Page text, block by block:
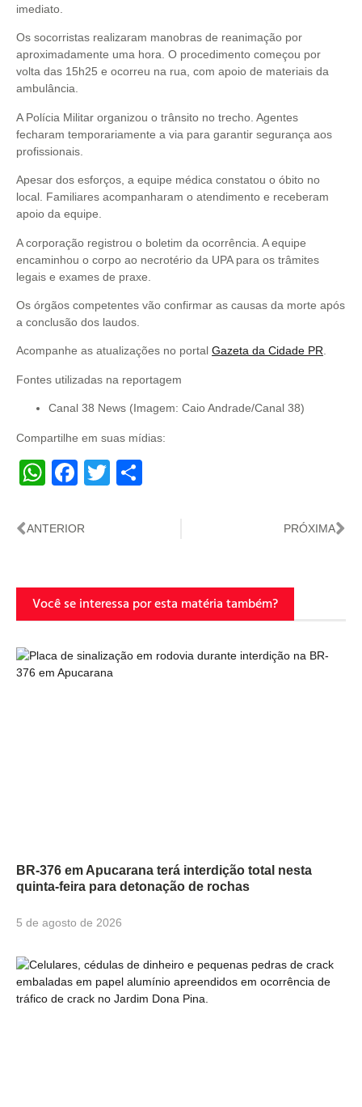
imediato.
Os socorristas realizaram manobras de reanimação por
aproximadamente uma hora. O procedimento começou por
volta das 15h25 e ocorreu na rua, com apoio de materiais da
ambulância.
A Polícia Militar organizou o trânsito no trecho. Agentes
fecharam temporariamente a via para garantir segurança aos
profissionais.
Apesar dos esforços, a equipe médica constatou o óbito no
local. Familiares acompanharam o atendimento e receberam
apoio da equipe.
A corporação registrou o boletim da ocorrência. A equipe
encaminhou o corpo ao necrotério da UPA para os trâmites
legais e exames de praxe.
Os órgãos competentes vão confirmar as causas da morte após
a conclusão dos laudos.
Acompanhe as atualizações no portal Gazeta da Cidade PR.
Fontes utilizadas na reportagem
Canal 38 News (Imagem: Caio Andrade/Canal 38)
Compartilhe em suas mídias:
WhatsApp
Facebook
Twitter
ANTERIOR PRÓXIMA
Você se interessa por esta matéria também?
BR-376 em Apucarana terá interdição total nesta
quinta-feira para detonação de rochas
5 de agosto de 2026